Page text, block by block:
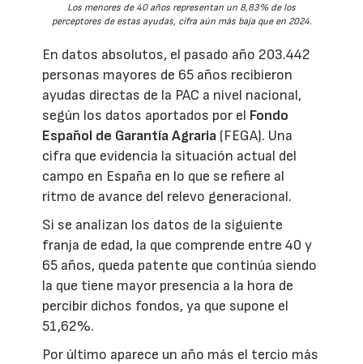
Los menores de 40 años representan un 8,83% de los
perceptores de estas ayudas, cifra aún más baja que en 2024.
En datos absolutos, el pasado año 203.442
personas mayores de 65 años recibieron
ayudas directas de la PAC a nivel nacional,
según los datos aportados por el Fondo
Español de Garantía Agraria (FEGA). Una
cifra que evidencia la situación actual del
campo en España en lo que se refiere al
ritmo de avance del relevo generacional.
Si se analizan los datos de la siguiente
franja de edad, la que comprende entre 40 y
65 años, queda patente que continúa siendo
la que tiene mayor presencia a la hora de
percibir dichos fondos, ya que supone el
51,62%.
Por último aparece un año más el tercio más